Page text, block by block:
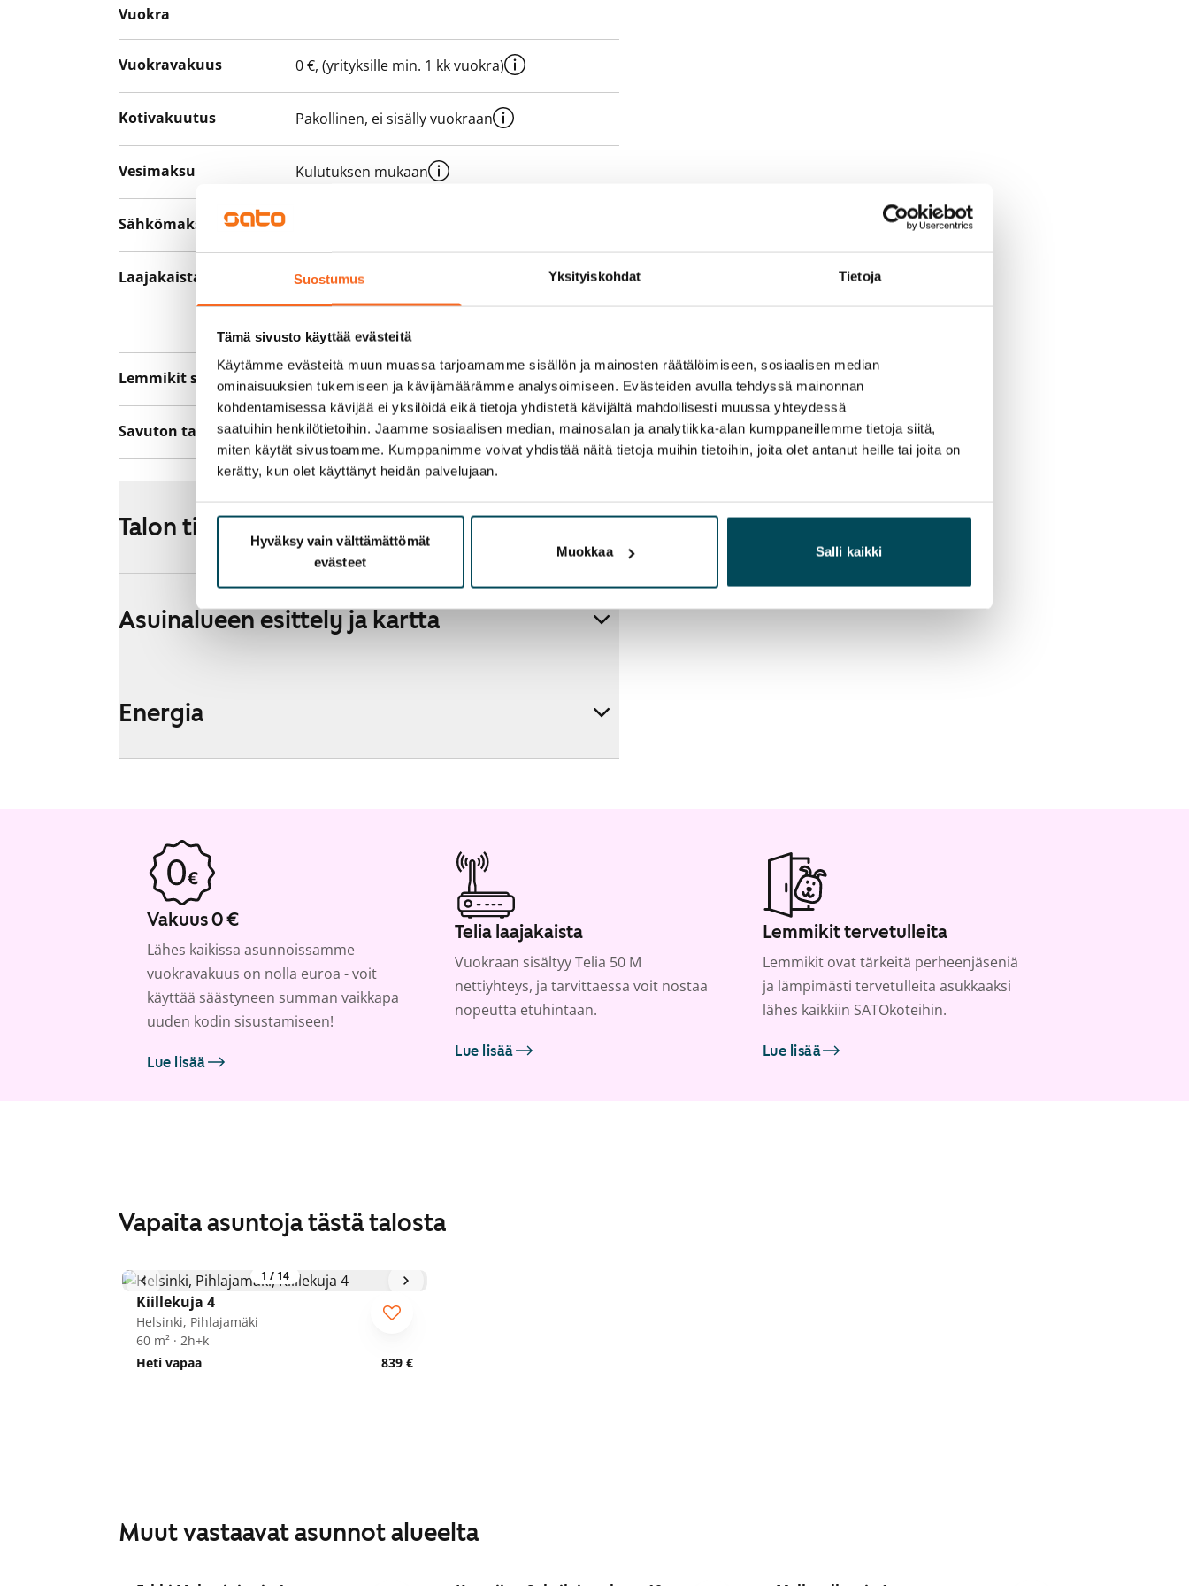
Suostumus Yksityiskohdat Tietoja
Tämä sivusto käyttää evästeitä
Käytämme evästeitä muun muassa tarjoamamme sisällön ja mainosten räätälöimiseen, sosiaalisen median
ominaisuuksien tukemiseen ja kävijämäärämme analysoimiseen. Evästeiden avulla tehdyssä mainonnan
kohdentamisessa kävijää ei yksilöidä eikä tietoja yhdistetä kävijältä mahdollisesti muussa yhteydessä
saatuihin henkilötietoihin. Jaamme sosiaalisen median, mainosalan ja analytiikka-alan kumppaneillemme tietoja siitä,
miten käytät sivustoamme. Kumppanimme voivat yhdistää näitä tietoja muihin tietoihin, joita olet antanut heille tai joita on
kerätty, kun olet käyttänyt heidän palvelujaan.
Hyväksy vain välttämättömät
evästeet
Muokkaa Salli kaikki
Vuokra
Vuokravakuus 0 €, (yrityksille min. 1 kk vuokra)
Kotivakuutus Pakollinen, ei sisälly vuokraan
Vesimaksu Kulutuksen mukaan
Sähkömaksu
Laajakaista
Vuokraan sisältyy 50 M laajakaistaliittymä. Voit
hankkia lisänopeutta etuhintaan ottamalla
Lemmikit sallittu Kyllä
Savuton talo Ei
Talon tiedot
Asuinalueen esittely ja kartta
Energia
Vakuus 0 €
Lähes kaikissa asunnoissamme
vuokravakuus on nolla euroa - voit
käyttää säästyneen summan vaikkapa
uuden kodin sisustamiseen!
Lue lisää
Telia laajakaista
Vuokraan sisältyy Telia 50 M
nettiyhteys, ja tarvittaessa voit nostaa
nopeutta etuhintaan.
Lue lisää
Lemmikit tervetulleita
Lemmikit ovat tärkeitä perheenjäseniä
ja lämpimästi tervetulleita asukkaaksi
lähes kaikkiin SATOkoteihin.
Lue lisää
Vapaita asuntoja tästä talosta
1 / 14
Kiillekuja 4
Helsinki, Pihlajamäki
60 m² · 2h+k
Heti vapaa
839 €
Muut vastaavat asunnot alueelta